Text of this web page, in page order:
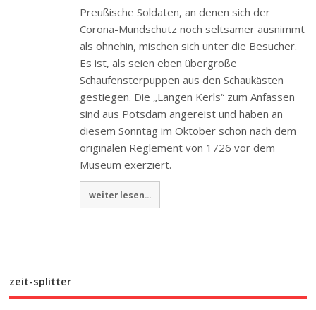
Preußische Soldaten, an denen sich der
Corona-Mundschutz noch seltsamer ausnimmt
als ohnehin, mischen sich unter die Besucher.
Es ist, als seien eben übergroße
Schaufensterpuppen aus den Schaukästen
gestiegen. Die „Langen Kerls“ zum Anfassen
sind aus Potsdam angereist und haben an
diesem Sonntag im Oktober schon nach dem
originalen Reglement von 1726 vor dem
Museum exerziert.
weiter lesen...
zeit-splitter